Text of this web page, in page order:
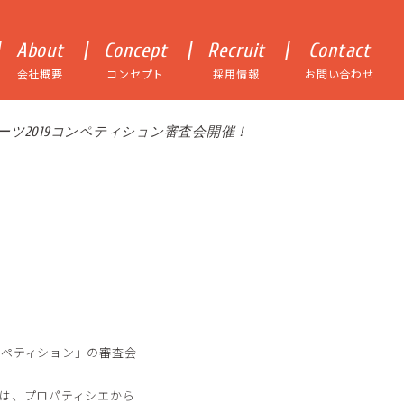
About
会社概要
Concept
コンセプト
Recruit
採用情報
Contact
お問い合わせ
ツ2019コンペティション審査会開催！
ティション」の審査会
、プロパティシエから